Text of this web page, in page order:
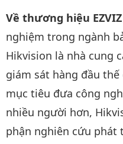
Về thương hiệu EZVIZ
nghiệm trong ngành
Hikvision là nhà cung
giám sát hàng đầu
mục tiêu đưa công
nhiều người hơn,
phận nghiên cứu phát